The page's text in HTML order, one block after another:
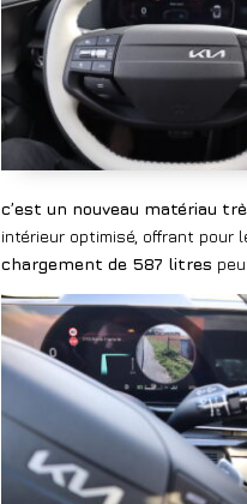
c’est un nouveau matériau
intérieur optimisé, offrant pour
chargement de 587 litres